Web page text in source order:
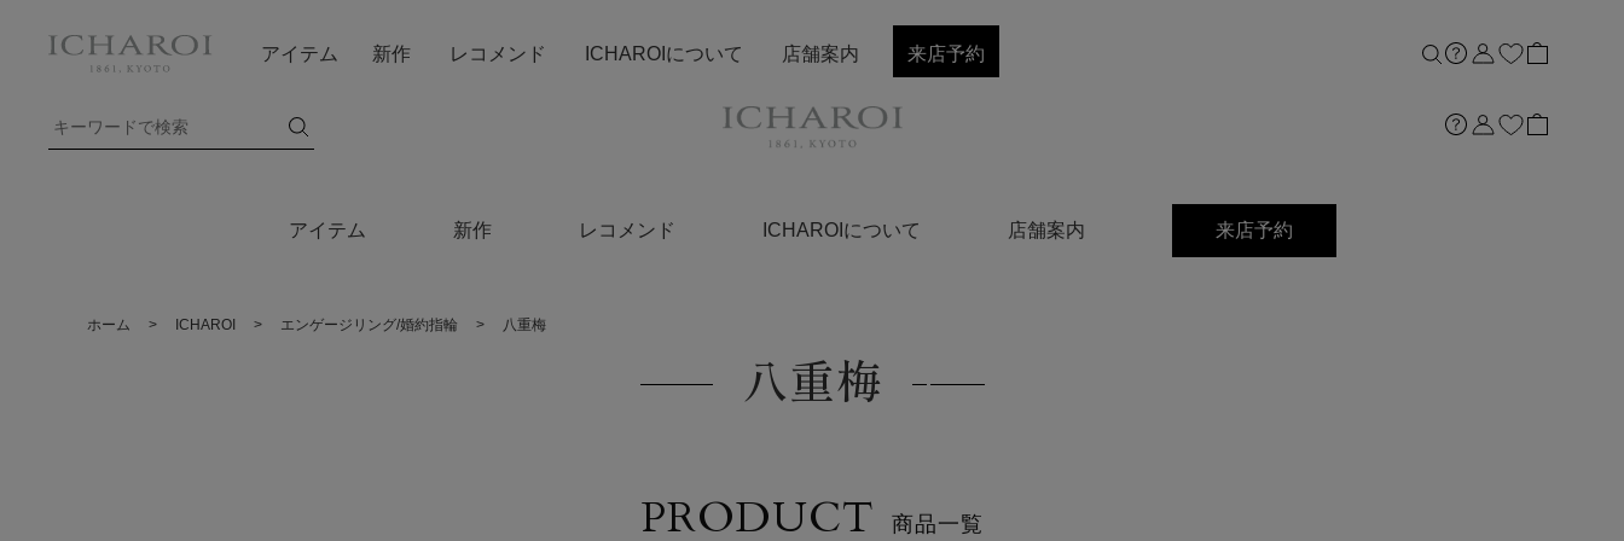
アイテム 新作 レコメンド ICHAROIについて 店舗案内 来店予約
アイテム 新作 レコメンド ICHAROIについて 店舗案内 来店予約
ホーム > ICHAROI > エンゲージリング/婚約指輪 > 八重梅
八重梅
PRODUCT 商品一覧